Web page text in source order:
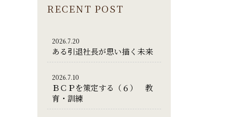
RECENT POST
2026.7.20
ある引退社長が思い描く未来
2026.7.10
ＢＣＰを策定する（６） 教
育・訓練